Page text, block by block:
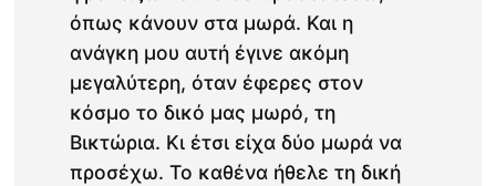
όπως κάνουν στα μωρά. Και η
ανάγκη μου αυτή έγινε ακόμη
μεγαλύτερη, όταν έφερες στον
κόσμο το δικό μας μωρό, τη
Βικτώρια. Κι έτσι είχα δύο μωρά να
προσέχω. Το καθένα ήθελε τη δική